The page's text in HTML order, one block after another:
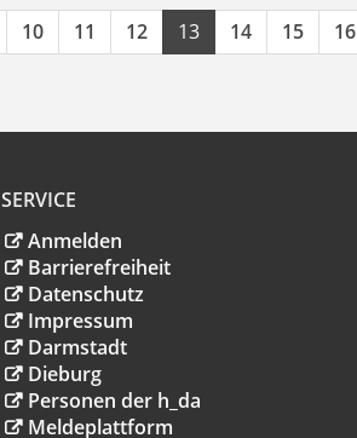
10 11 12 13 14 15 16
SERVICE
Anmelden
Barrierefreiheit
Datenschutz
Impressum
Darmstadt
Dieburg
Personen der h_da
Meldeplattform